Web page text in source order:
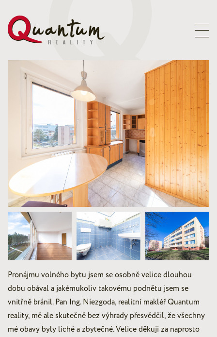
Pronájmu volného bytu jsem se osobně velice dlouhou
dobu obával a jakémukoliv takovému podnětu jsem se
vnitřně bránil. Pan Ing. Niezgoda, realitní makléř Quantum
reality, mě ale skutečně bez výhrady přesvědčil, že všechny
mé obavy byly liché a zbytečné. Velice děkuji za naprosto